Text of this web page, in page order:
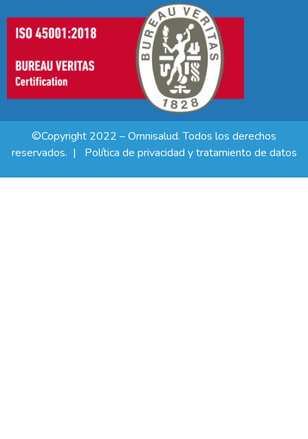
©Copyright 2022 – Omnisalud. Todos los derechos
reservados. |
Política de privacidad y tratamiento de datos